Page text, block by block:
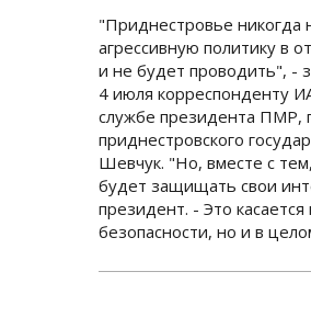
"Приднестровье никогда
агрессивную политику в
и не будет проводить", -
4 июля корреспонденту
службе президента ПМР,
приднестровского
Шевчук. "Но, вместе с
будет защищать свои
президент. - Это
безопасности, но и в